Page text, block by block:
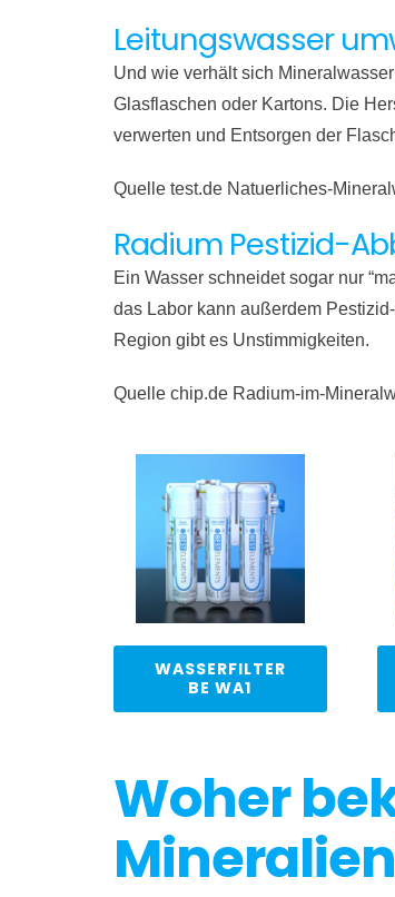
Leitungs­wasser
Und wie verhält sich
Glasflaschen oder Kartons. Die
verwerten und Entsorgen der
Quelle test.de Natuerliches-
Radium Pestizid-
Ein Wasser schneidet sogar nur
das Labor kann außerdem
Region gibt es Unstimmigkeiten.
Quelle chip.de Radium-im-
WASSERFILTER
BE WA1
Woher